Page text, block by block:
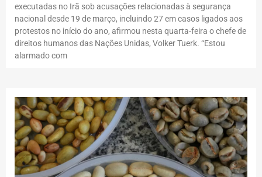
executadas no Irã sob acusações relacionadas à segurança
nacional desde 19 de março, incluindo 27 em casos ligados aos
protestos no início do ano, afirmou nesta quarta-feira o chefe de
direitos humanos das Nações Unidas, Volker Tuerk. “Estou
alarmado com